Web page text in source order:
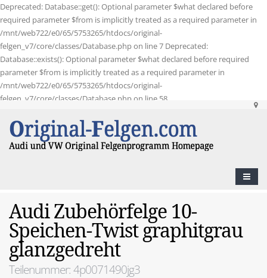
Deprecated: Database::get(): Optional parameter $what declared before
required parameter $from is implicitly treated as a required parameter in
/mnt/web722/e0/65/5753265/htdocs/original-
felgen_v7/core/classes/Database.php on line 7 Deprecated:
Database::exists(): Optional parameter $what declared before required
parameter $from is implicitly treated as a required parameter in
/mnt/web722/e0/65/5753265/htdocs/original-
felgen_v7/core/classes/Database.php on line 58
Audi Zubehörfelge 10-
Speichen-Twist graphitgrau
glanzgedreht
Teilenummer: 4p0071490jg3